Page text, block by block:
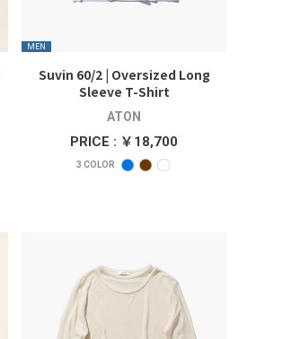
MEN
Suvin 60/2 | Oversized Long
Sleeve T-Shirt
ATON
PRICE : ￥18,700
3 COLOR